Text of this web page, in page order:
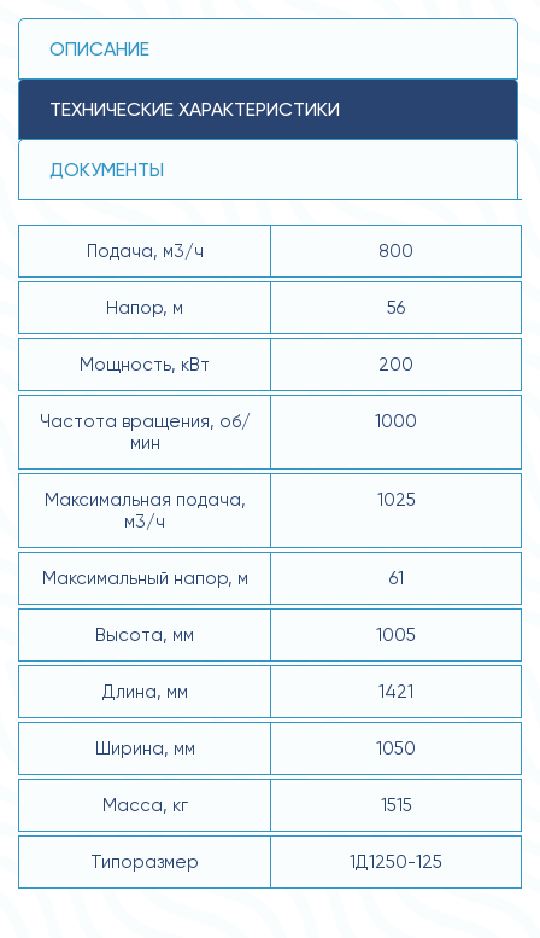
ОПИСАНИЕ
ТЕХНИЧЕСКИЕ ХАРАКТЕРИСТИКИ
ДОКУМЕНТЫ
Подача, м3/ч 800
Напор, м 56
Мощность, кВт 200
Частота вращения, об/
мин
1000
Максимальная подача,
м3/ч
1025
Максимальный напор, м 61
Высота, мм 1005
Длина, мм 1421
Ширина, мм 1050
Масса, кг 1515
Типоразмер 1Д1250-125